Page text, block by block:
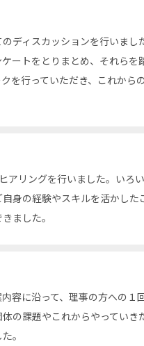
ディスカッションを行いまし
ートをとりまとめ、それらを
を行っていただき、これから
アリングを行いました。いろ
身の経験やスキルを活かした
ました。
容に沿って、理事の方への１
の課題やこれからやってい
。